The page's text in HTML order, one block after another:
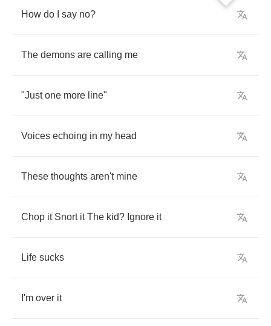
How do say no?
The demons are calling me
"Just one more line"
Voices echoing in my head
These thoughts aren't mine
Chop it Snort it The kid? Ignore it
Life sucks
I'm over it